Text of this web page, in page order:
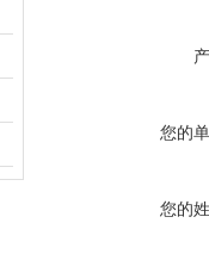
您的
您的